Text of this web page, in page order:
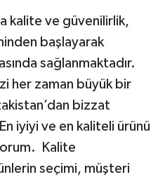
kalite ve güvenilirlik,
başlayarak
sağlanmaktadır.
her zaman büyük bir
bizzat
iyiyi ve en kaliteli ürünü
Kalite
seçimi, müşteri